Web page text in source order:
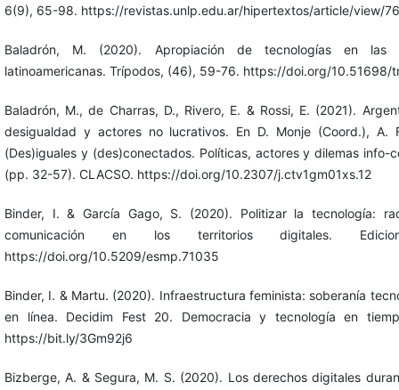
6(9), 65-98. https://revistas.unlp.edu.ar/hipertextos/article/view/
Baladrón, M. (2020). Apropiación de tecnologías en las
latinoamericanas. Trípodos, (46), 59-76. https://doi.org/
Baladrón, M., de Charras, D., Rivero, E. & Rossi, E. (2021).
desigualdad y actores no lucrativos. En D. Monje (Coord.), A.
(Des)iguales y (des)conectados. Políticas, actores y dilemas info-
(pp. 32-57). CLACSO. https://doi.org/10.2307/j.ctv1gm01xs.12
Binder, I. & García Gago, S. (2020). Politizar la tecnología:
comunicación en los territorios digitales.
https://doi.org/10.5209/esmp.71035
Binder, I. & Martu. (2020). Infraestructura feminista: soberanía
en línea. Decidim Fest 20. Democracia y tecnología en
https://bit.ly/3Gm92j6
Bizberge, A. & Segura, M. S. (2020). Los derechos digitales